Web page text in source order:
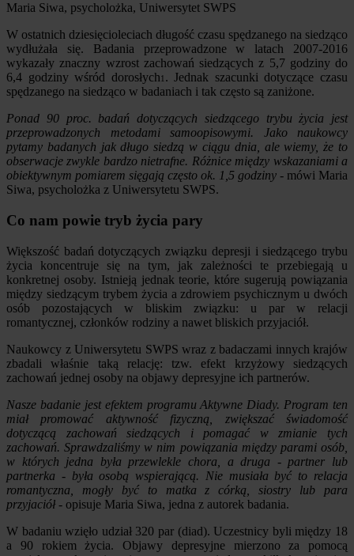
Maria Siwa, psycholożka, Uniwersytet SWPS
W ostatnich dziesięcioleciach długość czasu spędzanego na siedząco
wydłużała się. Badania przeprowadzone w latach 2007-2016
wykazały znaczny wzrost zachowań siedzących z 5,7 godziny do
6,4 godziny wśród dorosłych1 . Jednak szacunki dotyczące czasu
spędzanego na siedząco w badaniach i tak często są zaniżone.
Ponad 90 proc. badań dotyczących siedzącego trybu życia jest
przeprowadzonych metodami samoopisowymi. Jako naukowcy
pytamy badanych jak długo siedzą w ciągu dnia, ale wiemy, że to
obserwacje zwykle bardzo nietrafne. Różnice między wskazaniami a
obiektywnym pomiarem sięgają często ok. 1,5 godziny - mówi Maria
Siwa, psycholożka z Uniwersytetu SWPS.
Co nam powie tryb życia pary
Większość badań dotyczących związku depresji i siedzącego trybu
życia koncentruje się na tym, jak zależności te przebiegają u
konkretnej osoby. Istnieją jednak teorie, które sugerują powiązania
między siedzącym trybem życia a zdrowiem psychicznym u dwóch
osób pozostających w bliskim związku: u par w relacji
romantycznej, członków rodziny a nawet bliskich przyjaciół.
Naukowcy z Uniwersytetu SWPS wraz z badaczami innych krajów
zbadali właśnie taką relację: tzw. efekt krzyżowy siedzących
zachowań jednej osoby na objawy depresyjne ich partnerów.
Nasze badanie jest efektem programu Aktywne Diady. Program ten
miał promować aktywność fizyczną, zwiększać świadomość
dotyczącą zachowań siedzących i pomagać w zmianie tych
zachowań. Sprawdzaliśmy w nim powiązania między parami osób,
w których jedna była przewlekle chora, a druga - partner lub
partnerka - była osobą wspierającą. Nie musiała być to relacja
romantyczna, mogły być to matka z córką, siostry lub para
przyjaciół- opisuje Maria Siwa, jedna z autorek badania.
W badaniu wzięło udział 320 par (diad). Uczestnicy byli między 18
a 90 rokiem życia. Objawy depresyjne mierzono za pomocą